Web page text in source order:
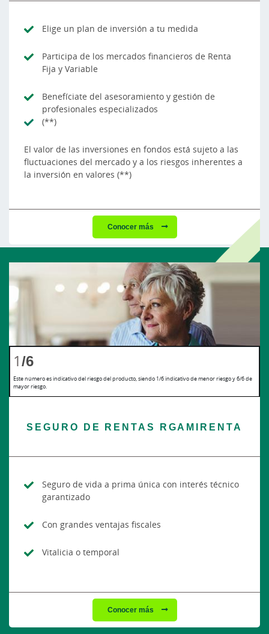
Elige un plan de inversión a tu medida
Participa de los mercados financieros de Renta
Fija y Variable
Benefíciate del asesoramiento y gestión de
profesionales especializados
(**)
El valor de las inversiones en fondos está sujeto a las
fluctuaciones del mercado y a los riesgos inherentes a
la inversión en valores (**)
Conocer más
1/6
Este número es indicativo del riesgo del producto, siendo 1/6 indicativo de menor riesgo y 6/6 de
mayor riesgo.
SEGURO DE RENTAS RGAMIRENTA
Seguro de vida a prima única con interés técnico
garantizado
Con grandes ventajas fiscales
Vitalicia o temporal
Conocer más